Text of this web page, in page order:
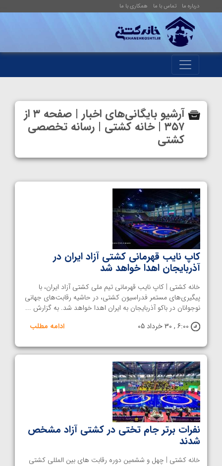
درباره ما تماس با ما همکاری با ما
آرشیو بایگانی‌های اخبار | صفحه ۳ از
۳۵۷ | خانه کشتی | رسانه تخصصی
کشتی
کاپ نایب‌ قهرمانی کشتی آزاد ایران در
آذربایجان اهدا خواهد شد
خانه کشتی | کاپ نایب‌ قهرمانی تیم ملی کشتی آزاد ایران، با
پیگیری‌های مستمر فدراسیون کشتی، در حاشیه رقابت‌های جهانی
نوجوانان در باکو آذربایجان به ایران اهدا خواهد شد. به گزارش ...
6:00 , 30 خرداد 05
ادامه مطلب
نفرات برتر جام تختی در کشتی آزاد مشخص
شدند
خانه کشتی | چهل و ششمین دوره رقابت های بین المللی کشتی